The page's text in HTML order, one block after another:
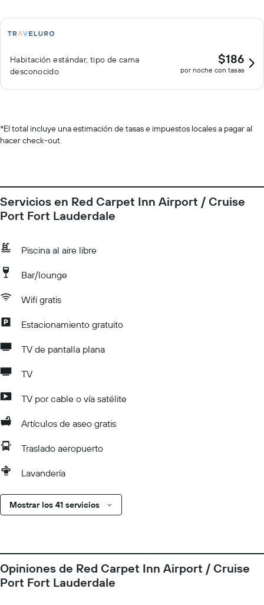
Habitación estándar, tipo de cama
desconocido
$186
por noche con tasas
*El total incluye una estimación de tasas e impuestos locales a pagar al
hacer check-out.
Servicios en Red Carpet Inn Airport / Cruise
Port Fort Lauderdale
Piscina al aire libre
Bar/lounge
Wifi gratis
Estacionamiento gratuito
TV de pantalla plana
TV
TV por cable o vía satélite
Artículos de aseo gratis
Traslado aeropuerto
Lavandería
Mostrar los 41 servicios
Opiniones de Red Carpet Inn Airport / Cruise
Port Fort Lauderdale